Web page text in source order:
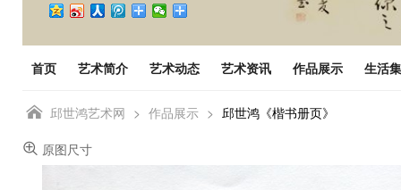
首页 艺术简介 艺术动态 艺术资讯 作品展示 生活集
邱世鸿艺术网
 > 作品展示 > 邱世鸿《楷书册页》
 原图尺寸